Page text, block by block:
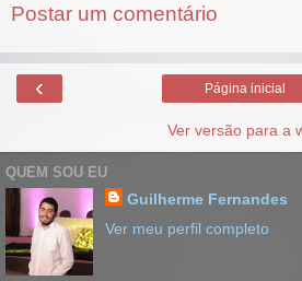
Postar um comentário
‹ Página inicial
Ver versão para a
QUEM SOU EU
Guilherme Fernandes
Ver meu perfil completo